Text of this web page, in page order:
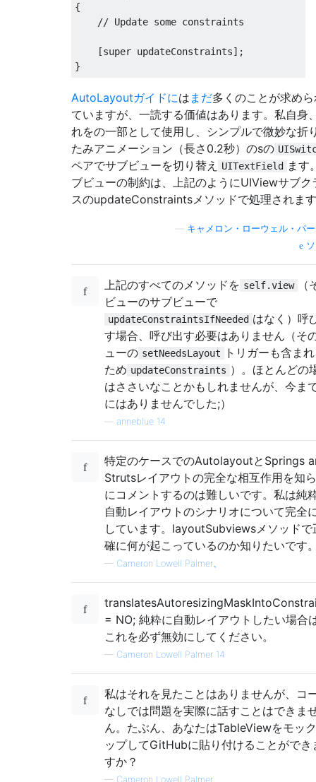
{
// Update some constraints
[super updateConstraints];
}
AutoLayoutガイドには まだ多くのことが求め
ていますが、一読する価値はあります。私自身
れをの一部として使用し、シンプルで微妙な折
たみアニメーション（長さ0.2秒）のsの
ペアでサブビューを切り替え UITextField ます
ブビューの制約は、上記のようにUIViewサブク
スのupdateConstraintsメソッドで処理されま
キャメロン・ローウェル・パ
上記のすべてのメソッドを self.view
（
ビューのサブビューで
updateConstraintsIfNeeded はなく）呼
す場合、呼び出す必要はありません（そ
ューの setNeedsLayout
トリガーも含ま
ため updateConstraints ）。ほとんどの
はささいなことかもしれませんが、今ま
にはありませんでした;）
anneblue 14
特定のケースでのAutolayoutとSprings
Strutsレイアウトの完全な相互作用を知
にコメントするのは難しいです。私は純
自動レイアウトのシナリオについて完全
しています。layoutSubviewsメソッドで
確に何が起こっているのか知りたいです
— Cameron Lowell Palmer、
= NO; 純粋に自動レイアウトしたい場合
これを必ず無効にしてください。
— Cameron Lowell Palmer 14
私はそれを見たことはありませんが、コ
なしでは問題を実際に話すことはできま
ん。たぶん、あなたはTableViewをモッ
ップしてGitHubに貼り付けることができ
すか？
— Cameron Lowell Palmer